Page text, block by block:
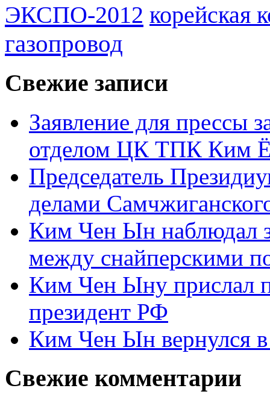
ЭКСПО-2012 корейская
газопровод
Свежие записи
Заявление для прессы
отделом ЦК ТПК Ким
Председатель
делами
Ким Чен Ын наблюдал
между снайперскими
Ким Чен Ыну прислал
президент РФ
Ким Чен Ын вернулся
Свежие комментарии